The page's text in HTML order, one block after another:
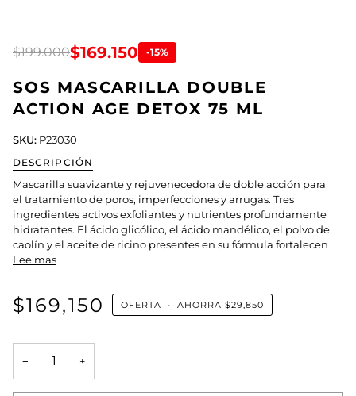
$199.000$169.150 -15%
SOS MASCARILLA DOUBLE
ACTION AGE DETOX 75 ML
SKU: P23030
DESCRIPCIÓN
Mascarilla suavizante y rejuvenecedora de doble acción para
el tratamiento de poros, imperfecciones y arrugas. Tres
ingredientes activos exfoliantes y nutrientes profundamente
hidratantes. El ácido glicólico, el ácido mandélico, el polvo de
caolín y el aceite de ricino presentes en su fórmula fortalecen
Lee mas
$169,150 OFERTA • AHORRA$29,850
− +